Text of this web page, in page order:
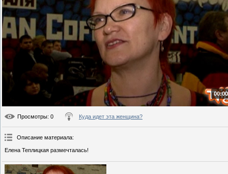
Просмотры: 0 Куда идет эта женщина?
Описание материала:
Елена Теплицкая размечталась!